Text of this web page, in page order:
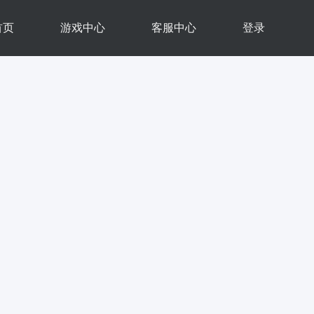
页 游戏中心 客服中心 登录